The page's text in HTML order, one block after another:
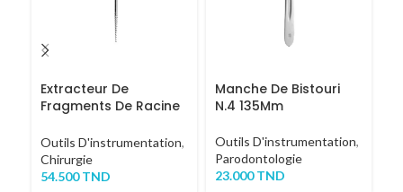
Extracteur De
Fragments De Racine
Outils D'instrumentation,
Chirurgie
54.500TND
Manche De Bistouri
N.4 135Mm
Outils D'instrumentation,
Parodontologie
23.000TND